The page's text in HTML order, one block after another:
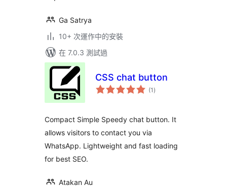
Ga Satrya
10+ 次運作中的安裝
在 7.0.3 測試過
CSS chat button
(1 總
評)
Compact Simple Speedy chat button. It
allows visitors to contact you via
WhatsApp. Lightweight and fast loading
for best SEO.
Atakan Au